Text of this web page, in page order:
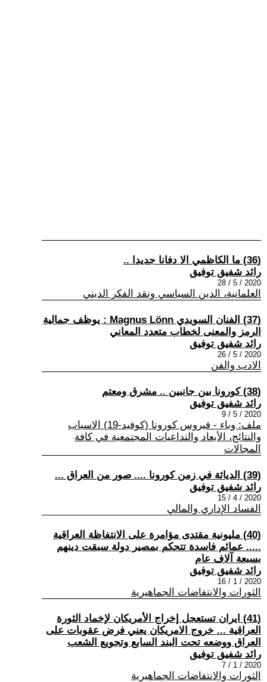
(36) ما الكاظمي الا دفانا جديدا ..
رائد شفيق توفيق
2020 / 5 / 28
العلمانية، الدين السياسي ونقد الفكر الديني
(37) الفنان السويدي Magnus Lönn : يوظف جمالية
الرمز والمعنى لخطاب متعدد المعاني
رائد شفيق توفيق
2020 / 5 / 26
الادب والفن
(38) كورونا بين جانبين .. مشرق ومعتم
رائد شفيق توفيق
2020 / 5 / 9
ملف: وباء - فيروس كورونا (كوفيد-19) الاسباب
والنتائج، الأبعاد والتداعيات المجتمعية في كافة
المجالات
(39) الدياثة في زمن كورونا .... صور من العراق ...
رائد شفيق توفيق
2020 / 4 / 15
الفساد الإداري والمالي
(40) مليونية مقتدى مؤامرة على الانتفاظة العراقية
..... عمائم فاسدة تتحكم بمصير دولة سبقت دينهم
بسبعة آلاف عام
رائد شفيق توفيق
2020 / 1 / 16
الثورات والانتفاضات الجماهيرية
(41) ايران تستعجل إخراج الأمريكان لإخماد الثورة
العراقية ... خروج الامريكان يعني فرض عقوبات على
العراق ووضعه تحت البند السابع وتجويع الشعب
رائد شفيق توفيق
2020 / 1 / 7
الثورات والانتفاضات الجماهيرية